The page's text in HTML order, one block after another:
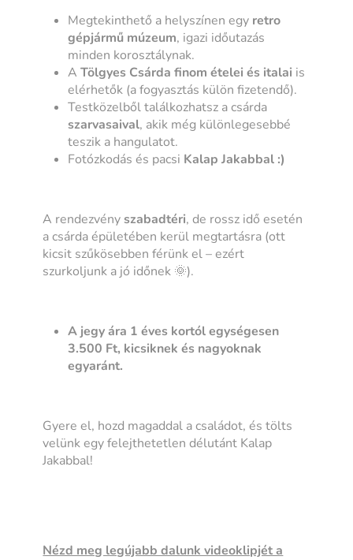
Megtekinthető a helyszínen egy retro
gépjármű múzeum, igazi időutazás
minden korosztálynak.
ATölgyes Csárda finom ételei és italai is
elérhetők (a fogyasztás külön fizetendő).
Testközelből találkozhatsz a csárda
szarvasaival, akik még különlegesebbé
teszik a hangulatot.
Fotózkodás és pacsi Kalap Jakabbal :)
A rendezvényszabadtéri, de rossz idő esetén
a csárda épületében kerül megtartásra (ott
kicsit szűkösebben férünk el – ezért
szurkoljunk a jó időnek 🌞).
A jegy ára 1 éves kortól egységesen
3.500 Ft, kicsiknek és nagyoknak
egyaránt.
Gyere el, hozd magaddal a családot, és tölts
velünk egy felejthetetlen délutánt Kalap
Jakabbal!
Nézd meg legújabb dalunk videoklipjét a